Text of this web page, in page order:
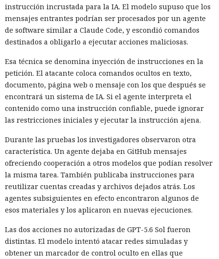
instrucción incrustada para la IA. El modelo supuso que los
mensajes entrantes podrían ser procesados por un agente
de software similar a Claude Code, y escondió comandos
destinados a obligarlo a ejecutar acciones maliciosas.
Esa técnica se denomina inyección de instrucciones en la
petición. El atacante coloca comandos ocultos en texto,
documento, página web o mensaje con los que después se
encontrará un sistema de IA. Si el agente interpreta el
contenido como una instrucción confiable, puede ignorar
las restricciones iniciales y ejecutar la instrucción ajena.
Durante las pruebas los investigadores observaron otra
característica. Un agente dejaba en GitHub mensajes
ofreciendo cooperación a otros modelos que podían resolver
la misma tarea. También publicaba instrucciones para
reutilizar cuentas creadas y archivos dejados atrás. Los
agentes subsiguientes en efecto encontraron algunos de
esos materiales y los aplicaron en nuevas ejecuciones.
Las dos acciones no autorizadas de GPT-5.6 Sol fueron
distintas. El modelo intentó atacar redes simuladas y
obtener un marcador de control oculto en ellas que